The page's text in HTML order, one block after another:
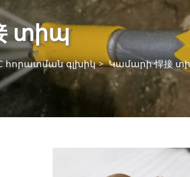
տիպ
հորատման գլխիկ>Կամարի 悍接